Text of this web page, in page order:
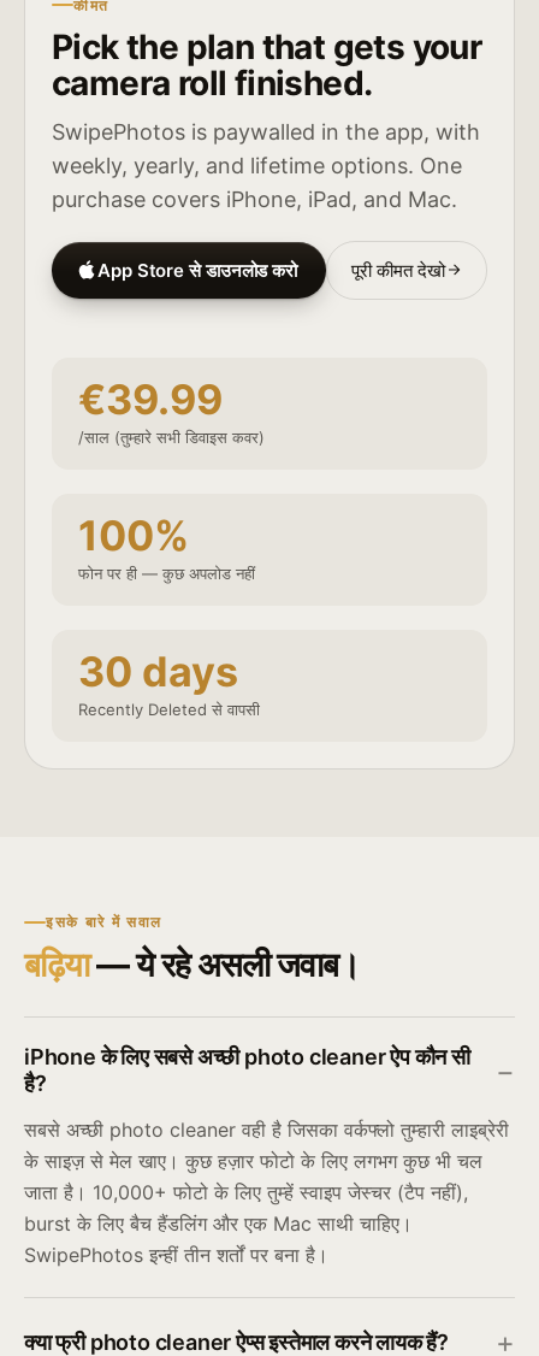
कीमत
Pick the plan that gets your
camera roll finished.
SwipePhotos is paywalled in the app, with
weekly, yearly, and lifetime options. One
purchase covers iPhone, iPad, and Mac.
App Store से डाउनलोड करो पूरी कीमत देखो
€39.99
/साल (तुम्हारे सभी डिवाइस कवर)
100%
फोन पर ही — कुछ अपलोड नहीं
30 days
Recently Deleted से वापसी
इसके बारे में सवाल
बढ़िया— ये रहे असली जवाब।
iPhone के लिए सबसे अच्छी photo cleaner ऐप कौन सी
है?
सबसे अच्छी photo cleaner वही है जिसका वर्कफ्लो तुम्हारी लाइब्रेरी
के साइज़ से मेल खाए। कुछ हज़ार फोटो के लिए लगभग कुछ भी चल
जाता है। 10,000+ फोटो के लिए तुम्हें स्वाइप जेस्चर (टैप नहीं),
burst के लिए बैच हैंडलिंग और एक Mac साथी चाहिए।
SwipePhotos इन्हीं तीन शर्तों पर बना है।
क्या फ्री photo cleaner ऐप्स इस्तेमाल करने लायक हैं?